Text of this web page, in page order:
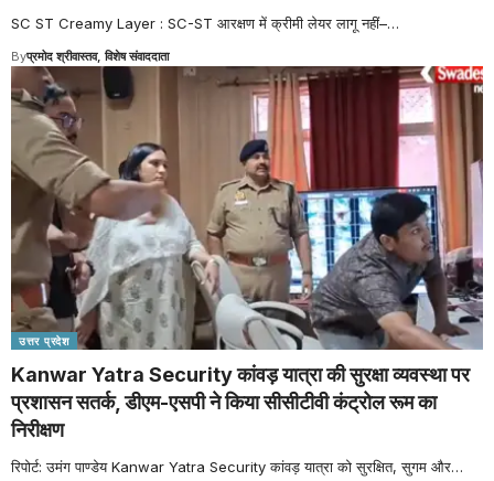
SC ST Creamy Layer : SC-ST आरक्षण में क्रीमी लेयर लागू नहीं–…
Byप्रमोद श्रीवास्तव, विशेष संवाददाता
उत्तर प्रदेश
Kanwar Yatra Security कांवड़ यात्रा की सुरक्षा व्यवस्था पर
प्रशासन सतर्क, डीएम-एसपी ने किया सीसीटीवी कंट्रोल रूम का
निरीक्षण
रिपोर्ट: उमंग पाण्डेय Kanwar Yatra Security कांवड़ यात्रा को सुरक्षित, सुगम और…